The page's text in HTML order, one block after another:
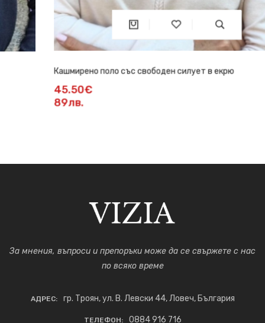
Кашмирено поло със свободен силует в екрю
За мнения, въпроси и препоръки може да се свържете с нас
по всяко време
АДРЕС: гр. Троян, ул. В. Левски 44, Ловеч, България
ТЕЛЕФОН: 0884 916 716